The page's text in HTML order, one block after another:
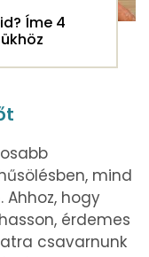
Íme 4
mind
hogy
érdemes
csavarnunk